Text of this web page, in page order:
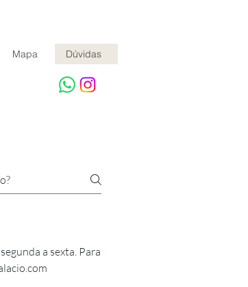
Mapa Dúvidas
a sexta. Para